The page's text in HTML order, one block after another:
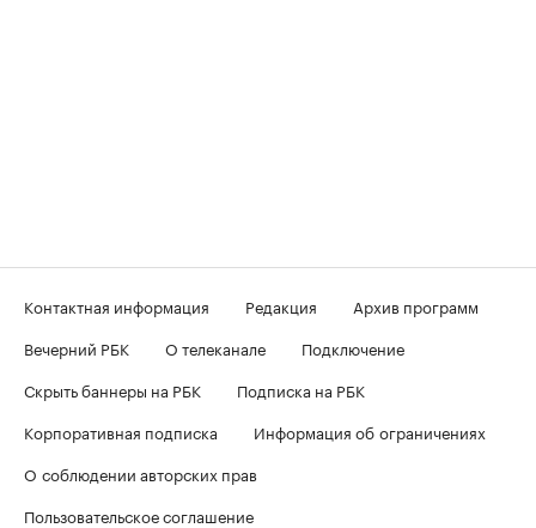
Контактная информация Редакция
Архив программ
Вечерний РБК
О телеканале
Подключение
Скрыть баннеры на РБК
Подписка на РБК
Корпоративная подписка
Информация об ограничениях
О соблюдении авторских прав
Пользовательское соглашение